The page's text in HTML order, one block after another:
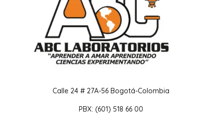
Calle 24 # 27A-56 Bogotá-Colombia
PBX: (601) 518 66 00